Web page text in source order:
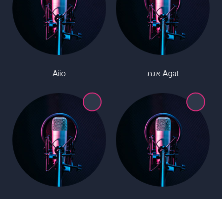
Agat אגת Aiio